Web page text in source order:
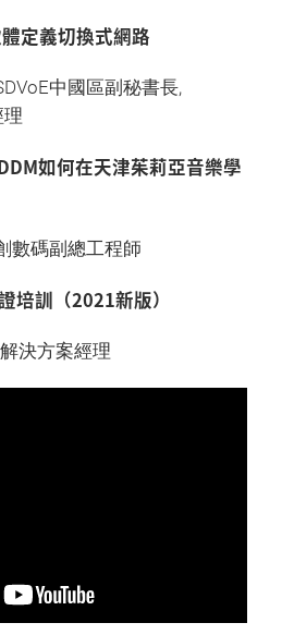
定義切換式網路
中國區副秘書長,
理
如何在天津茱莉亞音樂學
數碼副總工程師
培訓（2021新版）
決方案經理